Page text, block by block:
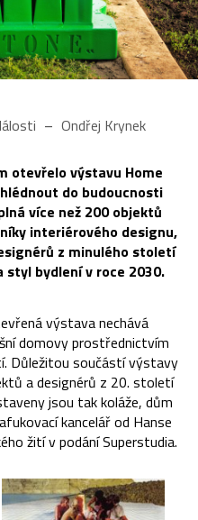
Ondřej Krynek
otevřelo výstavu Home
do budoucnosti
více než 200 objektů
interiérového designu,
z minulého století
styl bydlení v roce 2030.
výstava nechává
domovy prostřednictvím
Důležitou součástí výstavy
a designérů z 20. století
jsou tak koláže, dům
kancelář od Hanse
žití v podání Superstudia.